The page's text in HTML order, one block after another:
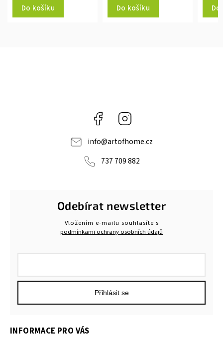
Do košíku Do košíku Do
Facebook
info@artofhome.cz
737 709 882
Odebírat newsletter
Vložením e-mailu souhlasíte s
podmínkami ochrany osobních údajů
Přihlásit se
INFORMACE PRO VÁS